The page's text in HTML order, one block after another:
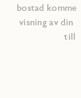
bostad
visning av din